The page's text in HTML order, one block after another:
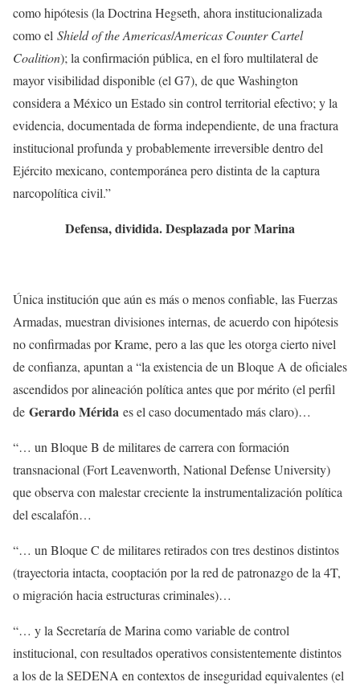
como hipótesis (la Doctrina Hegseth, ahora institucionalizada
como el Shield of the Americas/Americas Counter Cartel
Coalition); la confirmación pública, en el foro multilateral de
mayor visibilidad disponible (el G7), de que Washington
considera a México un Estado sin control territorial efectivo; y la
evidencia, documentada de forma independiente, de una fractura
institucional profunda y probablemente irreversible dentro del
Ejército mexicano, contemporánea pero distinta de la captura
narcopolítica civil.”
Defensa, dividida. Desplazada por Marina
Única institución que aún es más o menos confiable, las Fuerzas
Armadas, muestran divisiones internas, de acuerdo con hipótesis
no confirmadas por Krame, pero a las que les otorga cierto nivel
de confianza, apuntan a “la existencia de un Bloque A de oficiales
ascendidos por alineación política antes que por mérito (el perfil
de Gerardo Mérida es el caso documentado más claro)…
“… un Bloque B de militares de carrera con formación
transnacional (Fort Leavenworth, National Defense University)
que observa con malestar creciente la instrumentalización política
del escalafón…
“… un Bloque C de militares retirados con tres destinos distintos
(trayectoria intacta, cooptación por la red de patronazgo de la 4T,
o migración hacia estructuras criminales)…
“… y la Secretaría de Marina como variable de control
institucional, con resultados operativos consistentemente distintos
a los de la SEDENA en contextos de inseguridad equivalentes (el